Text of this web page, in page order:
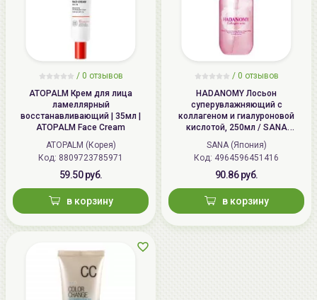
/ 0 отзывов
ATOPALM Крем для лица
ламеллярный
восстанавливающий | 35мл |
ATOPALM Face Cream
ATOPALM (Корея)
Код: 8809723785971
59.50 руб.
в корзину
/ 0 отзывов
HADANOMY Лосьон
суперувлажняющий с
коллагеном и гиалуроновой
кислотой, 250мл / SANA
HADANOMY Collagen mist
SANA (Япония)
Код: 4964596451416
90.86 руб.
в корзину